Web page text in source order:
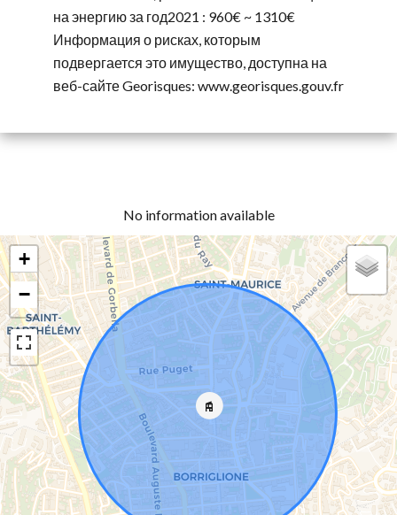
на энергию за год2021 : 960€ ~ 1310€
Информация о рисках, которым
подвергается это имущество, доступна на
веб-сайте Georisques: www.georisques.gouv.fr
No information available
+
−